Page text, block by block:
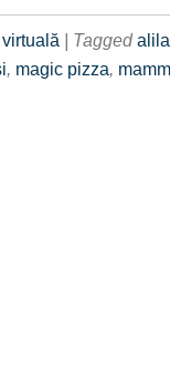
| Taggedalila
, magic pizza,